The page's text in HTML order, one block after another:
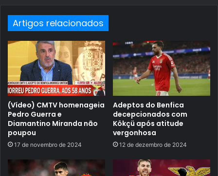
Artigos relacionados
(Vídeo) CMTV homenageia
Pedro Guerra e
Diamantino Miranda não
poupou
17 de novembro de 2024
Adeptos do Benfica
decepcionados com
Kökçü após atitude
vergonhosa
12 de dezembro de 2024